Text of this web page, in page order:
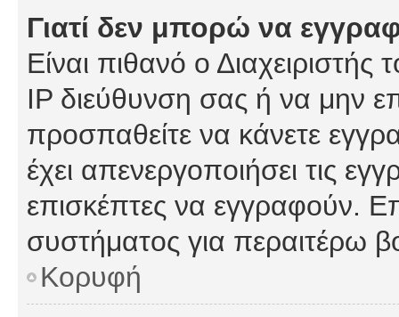
Γιατί δεν μπορώ να
Είναι πιθανό ο
IP διεύθυνση σας ή να μην
προσπαθείτε να κάνετε
έχει απενεργοποιήσει τις
επισκέπτες να εγγραφούν.
συστήματος για περαιτέρω
Κορυφή